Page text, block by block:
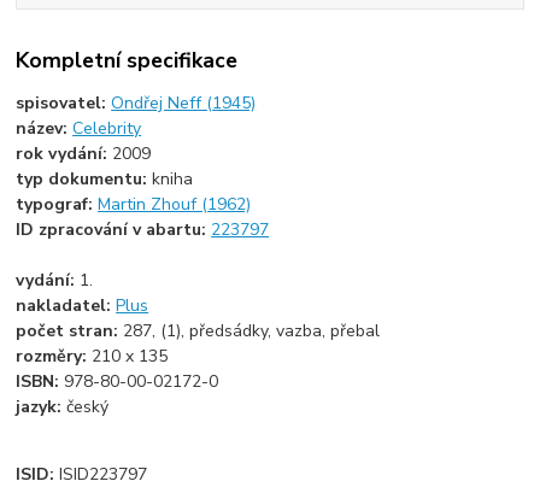
Kompletní specifikace
spisovatel:Ondřej Neff (1945)
název:Celebrity
rok vydání: 2009
typ dokumentu:kniha
typograf:Martin Zhouf (1962)
ID zpracování v abartu: 223797
vydání: 1.
nakladatel:Plus
počet stran: 287, (1), předsádky, vazba, přebal
rozměry: 210 x 135
ISBN: 978-80-00-02172-0
jazyk:český
ISID:ISID223797